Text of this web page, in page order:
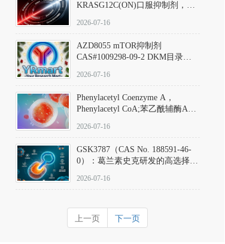
KRASG12C(ON)口服抑制剂，
(Elironrasib)CAS#2641998-63-0
2026-07-16
AZD8055 mTOR抑制剂
CAS#1009298-09-2 DKM目录号
激酶抑制剂的深度剖析
2026-07-16
Phenylacetyl Coenzyme A，
Phenylacetyl CoA;苯乙酰辅酶A
2026-07-16
GSK3787（CAS No. 188591-46-
0）：葛兰素史克研发的高选择
抗剂，被广泛视为研究PPARδ核
靶点药理机制的金标准化学探
针。
2026-07-16
上一页 下一页